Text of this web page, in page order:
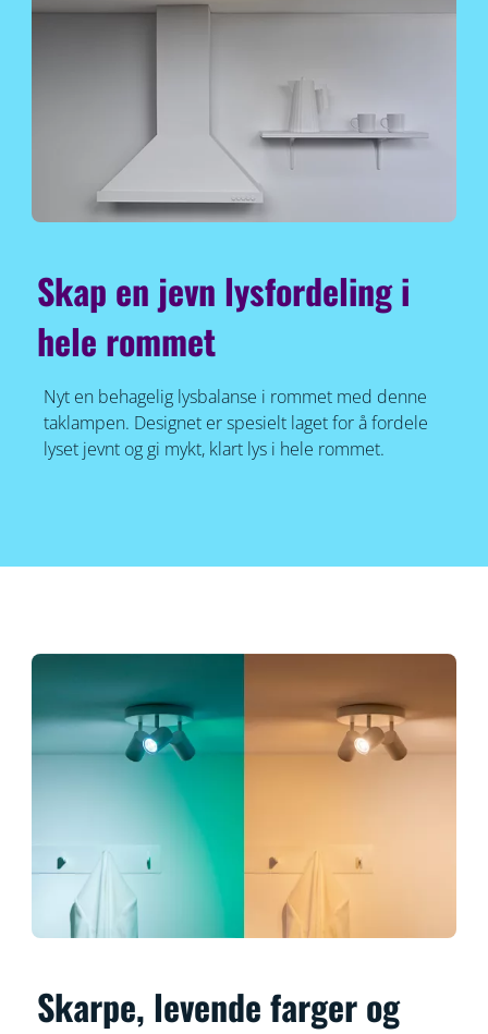
Skap en jevn lysfordeling i
hele rommet
Nyt en behagelig lysbalanse i rommet med denne
taklampen. Designet er spesielt laget for å fordele
lyset jevnt og gi mykt, klart lys i hele rommet.
Skarpe, levende farger og